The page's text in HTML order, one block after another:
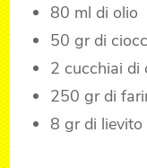
80 ml di olio
50 gr di
2 cucchiai di
250 gr di
8 gr di